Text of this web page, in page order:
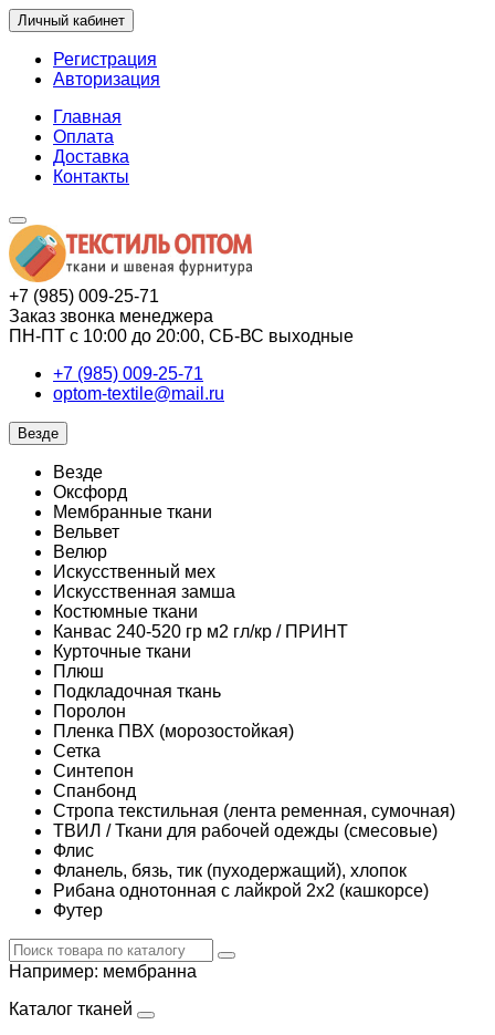
Личный кабинет
Регистрация
Авторизация
Главная
Оплата
Доставка
Контакты
+7 (985) 009-25-71
Заказ звонка менеджера
ПН-ПТ с 10:00 до 20:00, СБ-ВС выходные
+7 (985) 009-25-71
optom-textile@mail.ru
Везде
Везде
Оксфорд
Мембранные ткани
Вельвет
Велюр
Искусственный мех
Искусственная замша
Костюмные ткани
Канвас 240-520 гр м2 гл/кр / ПРИНТ
Курточные ткани
Плюш
Подкладочная ткань
Поролон
Пленка ПВХ (морозостойкая)
Сетка
Синтепон
Спанбонд
Стропа текстильная (лента ременная, сумочная)
ТВИЛ / Ткани для рабочей одежды (смесовые)
Флис
Фланель, бязь, тик (пуходержащий), хлопок
Рибана однотонная с лайкрой 2х2 (кашкорсе)
Футер
Например: мембранна
Каталог тканей